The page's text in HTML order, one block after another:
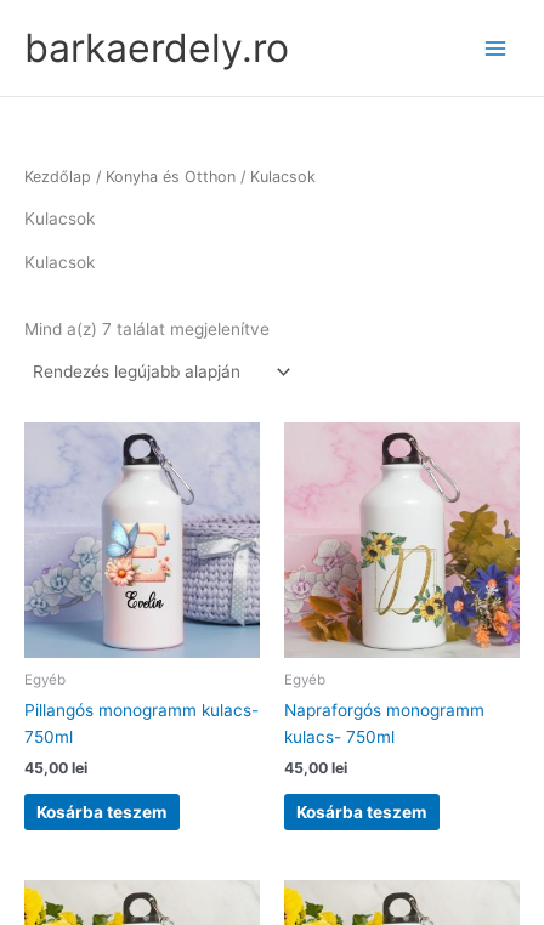
contentbarkaerdely.ro
Kezdőlap / Konyha és Otthon / Kulacsok
Kulacsok
Kulacsok
Mind a(z) 7 találat megjelenítve
Egyéb
Pillangós monogramm kulacs-
750ml
45,00 lei
Kosárba teszem
Egyéb
Napraforgós monogramm
kulacs- 750ml
45,00 lei
Kosárba teszem